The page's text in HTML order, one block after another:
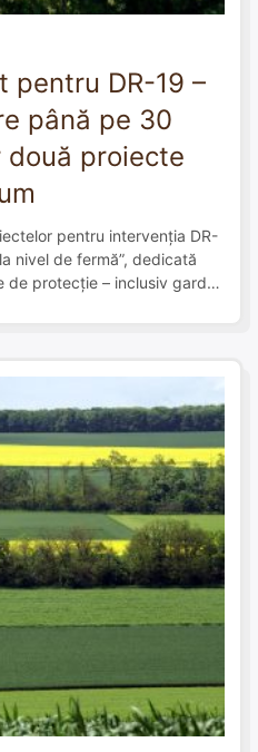
pentru DR-19 –
până pe 30
proiecte
pentru intervenția DR-
nivel de fermă”, dedicată
protecție – inclusiv garduri